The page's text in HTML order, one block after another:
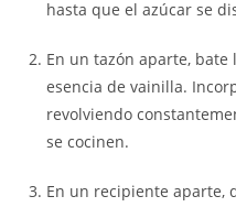
hasta que el azúcar se
En un tazón aparte, bate
esencia de vainilla.
revolviendo
se cocinen.
En un recipiente aparte,